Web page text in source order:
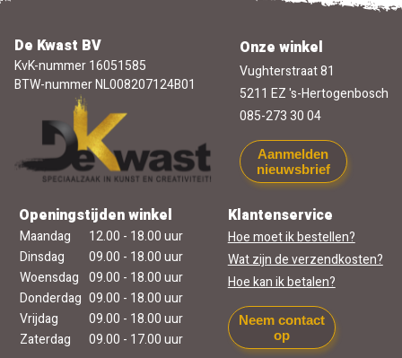
De Kwast BV
KvK-nummer 16051585
BTW-nummer NL008207124B01
Onze winkel
Vughterstraat 81
5211 EZ 's-Hertogenbosch
085-273 30 04
Aanmelden
nieuwsbrief
Openingstijden winkel
Maandag
12.00 - 18.00 uur
Dinsdag
09.00 - 18.00 uur
Woensdag 09.00 - 18.00 uur
Donderdag 09.00 - 18.00 uur
Vrijdag
09.00 - 18.00 uur
Zaterdag
09.00 - 17.00 uur
Klantenservice
Hoe moet ik bestellen?
Wat zijn de verzendkosten?
Hoe kan ik betalen?
Neem contact
op